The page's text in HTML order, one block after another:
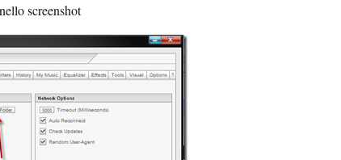
nello screenshot